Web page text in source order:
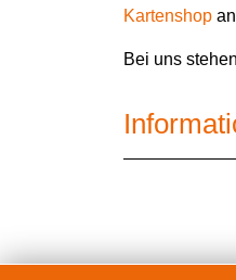
Kartenshop
Bei uns